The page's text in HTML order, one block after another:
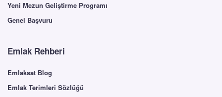
Yeni Mezun Geliştirme Programı
Genel Başvuru
Emlak Rehberi
Emlaksat Blog
Emlak Terimleri Sözlüğü